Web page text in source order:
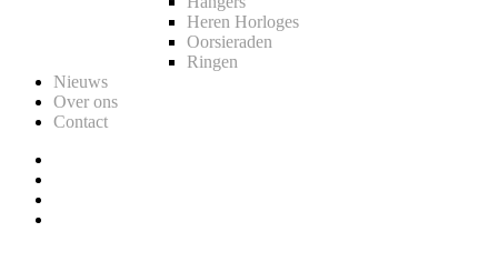
Heren Horloges
Oorsieraden
Ringen
Nieuws
Over ons
Contact